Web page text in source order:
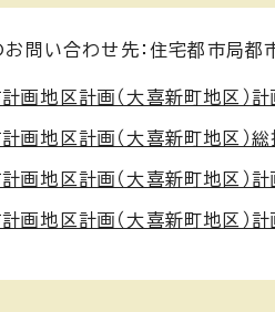
お問い合わせ先：住宅都市
画地区計画（大喜新町地区）
画地区計画（大喜新町地区
画地区計画（大喜新町地区
画地区計画（大喜新町地区